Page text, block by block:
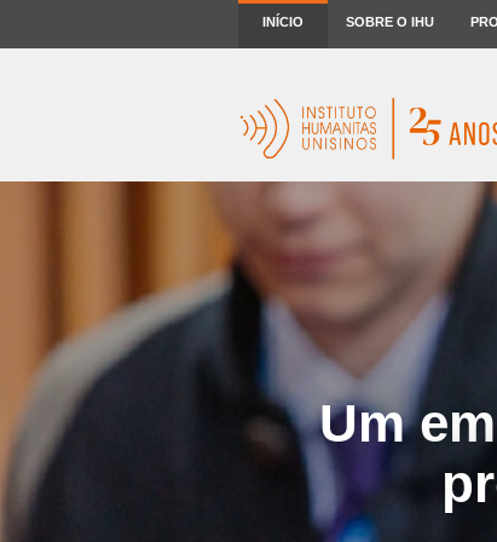
INÍCIO SOBRE O IHU
Um